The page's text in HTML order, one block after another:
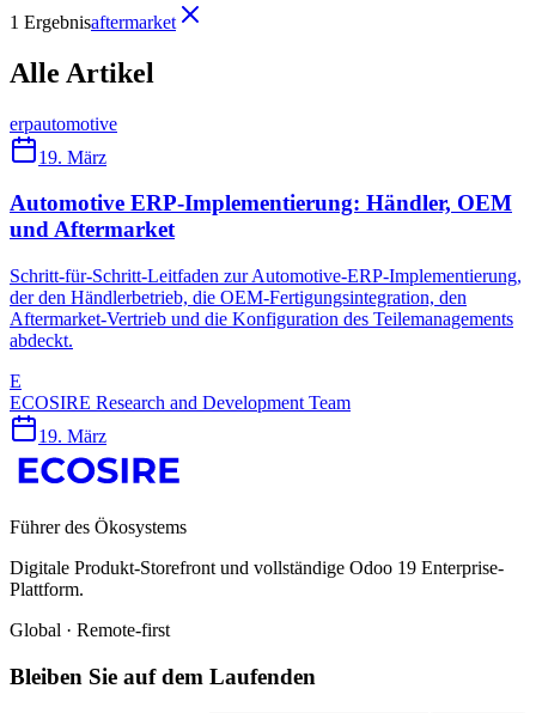
1 Ergebnisaftermarket
Alle Artikel
erpautomotive
19. März
Automotive ERP-Implementierung: Händler, OEM
und Aftermarket
Schritt-für-Schritt-Leitfaden zur Automotive-ERP-Implementierung,
der den Händlerbetrieb, die OEM-Fertigungsintegration, den
Aftermarket-Vertrieb und die Konfiguration des Teilemanagements
abdeckt.
E
ECOSIRE Research and Development Team
19. März
Führer des Ökosystems
Digitale Produkt-Storefront und vollständige Odoo 19 Enterprise-
Plattform.
Global · Remote-first
Bleiben Sie auf dem Laufenden